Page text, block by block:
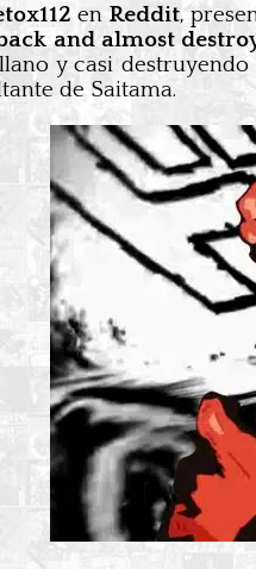
en Reddit,
and almost
y casi
de Saitama.